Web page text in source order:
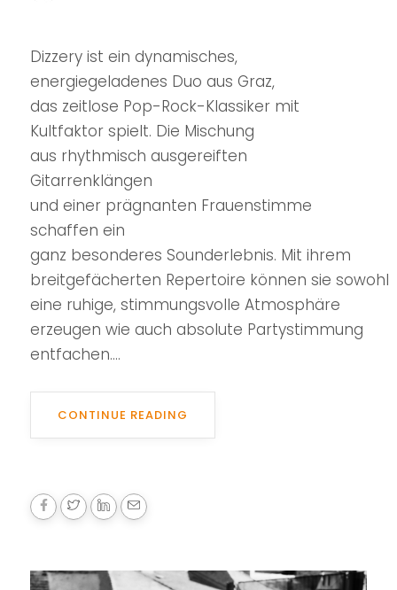
Dizzery ist ein dynamisches,
energiegeladenes Duo aus Graz,
das zeitlose Pop-Rock-Klassiker mit
Kultfaktor spielt. Die Mischung
aus rhythmisch ausgereiften
Gitarrenklängen
und einer prägnanten Frauenstimme
schaffen ein
ganz besonderes Sounderlebnis. Mit ihrem
breitgefächerten Repertoire können sie sowohl
eine ruhige, stimmungsvolle Atmosphäre
erzeugen wie auch absolute Partystimmung
entfachen....
CONTINUE READING